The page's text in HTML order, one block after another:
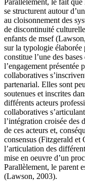
se structurent autour
au cloisonnement des
de discontinuité
enfants de msef
sur la typologie
constitue l’une des
l’engagement présentée
collaboratives
partenarial. Elles sont
soutenues et inscrites
différents acteurs
collaboratives
l’intégration croisée des
de ces acteurs et,
consensus (Fitzgerald et
l’articulation des
mise en oeuvre d’un
Parallèlement, le parent
(Lawson, 2003).